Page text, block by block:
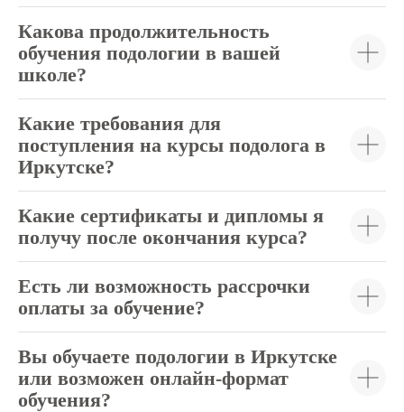
Какова продолжительность
обучения подологии в вашей
школе?
Какие требования для
поступления на курсы подолога в
Иркутске?
Какие сертификаты и дипломы я
получу после окончания курса?
Есть ли возможность рассрочки
оплаты за обучение?
Вы обучаете подологии в Иркутске
или возможен онлайн-формат
обучения?